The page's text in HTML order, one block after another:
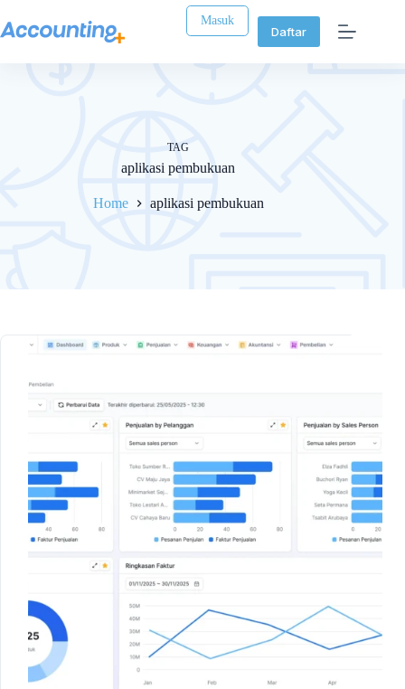
Masuk
Daftar
TAG
aplikasi pembukuan
Home aplikasi pembukuan